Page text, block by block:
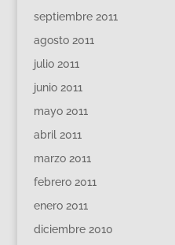
septiembre 2011
agosto 2011
julio 2011
junio 2011
mayo 2011
abril 2011
marzo 2011
febrero 2011
enero 2011
diciembre 2010